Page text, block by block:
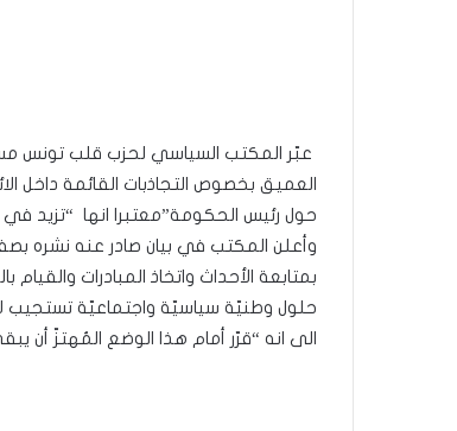
العميق بخصوص التجاذبات القائمة داخل
حول رئيس الحكومة”معتبرا انها “تزيد
وأعلن المكتب في بيان صادر عنه نشره
بمتابعة الأحداث واتخاذ المبادرات
حلول وطنيّة سياسيّة واجتماعيّة تستجيب
الى انه “قرّر أمام هذا الوضع المُهتزّ أن